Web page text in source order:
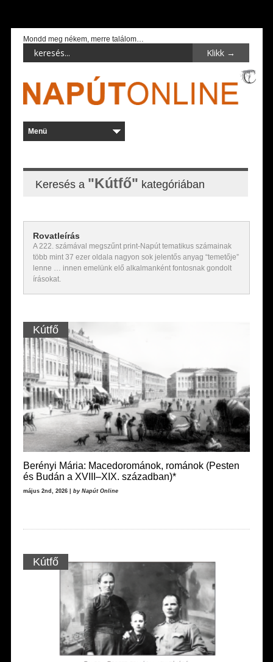
Mondd meg nékem, merre találom…
Keresés a "Kútfő" kategóriában
Rovatleírás
A 222. számával megszűnt print-Napút tematikus számainak
több mint 37 ezer oldala nagyon sok jelentős anyag “temetője”
lenne … innen emelünk elő alkalmanként fontosnak gondolt
írásokat.
Kútfő
Berényi Mária: Macedorománok, románok (Pesten
és Budán a XVIII–XIX. században)*
május 2nd, 2026 | by Napút Online
Kútfő